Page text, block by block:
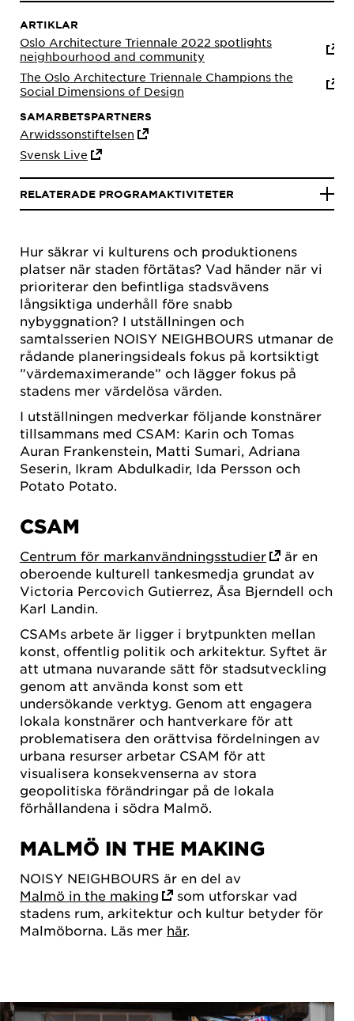
Hur säkrar vi kulturens och produktionens
platser när staden förtätas? Vad händer när vi
prioriterar den befintliga stadsvävens
långsiktiga underhåll före snabb
nybyggnation? I utställningen och
samtalsserien NOISY NEIGHBOURS utmanar de
rådande planeringsideals fokus på kortsiktigt
”värdemaximerande” och lägger fokus på
stadens mer värdelösa värden.
I utställningen medverkar följande konstnärer
tillsammans med CSAM: Karin och Tomas
Auran Frankenstein, Matti Sumari, Adriana
Seserin, Ikram Abdulkadir, Ida Persson och
Potato Potato.
CSAM
Centrum för markanvändningsstudier
är en
oberoende kulturell tankesmedja grundat av
Victoria Percovich Gutierrez, Åsa Bjerndell och
Karl Landin.
CSAMs arbete är ligger i brytpunkten mellan
konst, offentlig politik och arkitektur. Syftet är
att utmana nuvarande sätt för stadsutveckling
genom att använda konst som ett
undersökande verktyg. Genom att engagera
lokala konstnärer och hantverkare för att
problematisera den orättvisa fördelningen av
urbana resurser arbetar CSAM för att
visualisera konsekvenserna av stora
geopolitiska förändringar på de lokala
förhållandena i södra Malmö.
MALMÖ IN THE MAKING
NOISY NEIGHBOURS är en del av
Malmö in the making
som utforskar vad
stadens rum, arkitektur och kultur betyder för
Malmöborna. Läs mer här.
ARTIKLAR
Oslo Architecture Triennale 2022 spotlights
neighbourhood and community
The Oslo Architecture Triennale Champions the
Social Dimensions of Design
SAMARBETSPARTNERS
Arwidssonstiftelsen
Svensk Live
RELATERADE PROGRAMAKTIVITETER